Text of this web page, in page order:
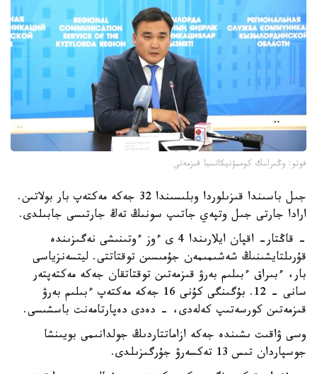
فوتو: وڭىرلىك كوممۋنيكاتسيا قىزمەتى
جىل باسىندا قىزىلوردا وبلىسىندا 32 جەكە مەكتەپ بار بولاتىن.
ارادا جارتى جىل وتپەي جاتىپ سونىڭ تەڭ جارتىسى جابىلدى.
- قاڭتار- اقپان ايلارىندا 4 ى ءوز ءوتىنىشى نەگىزىندە
قۇرىلتايشىنىڭ شەشىمىمەن جۇمىسىن توقتاتتى. ليتسەنزياسى
بار، ءبىراق ءبىلىم بەرۋ قىزمەتىن توقتاتقان جەكە مەكتەپتەر
سانى - 12. بۇگىنگى كۇنى 16 جەكە مەكتەپ ءبىلىم بەرۋ
قىزمەتىن كورسەتىپ كەلەدى، - دەدى دەپارتامەنت باسشىسى.
وسى ۋاقىت ىشىندە جەكە ازاماتتاردىڭ جولدانىمى بويىنشا
جوسپاردان تىس 13 تەكسەرۋ جۇرگىزىلدى.